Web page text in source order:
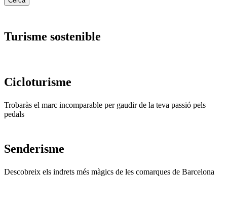
Turisme sostenible
Cicloturisme
Trobaràs el marc incomparable per gaudir de la teva passió pels
pedals
Senderisme
Descobreix els indrets més màgics de les comarques de Barcelona